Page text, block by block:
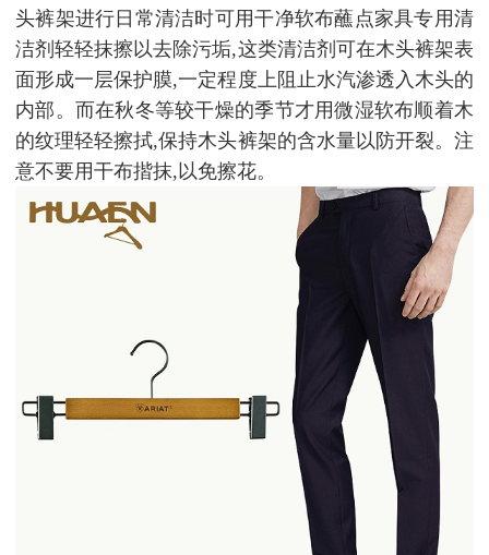
头裤架进行日常清洁时可用干净软布蘸点家具专用清
洁剂轻轻抹擦以去除污垢,这类清洁剂可在木头裤架表
面形成一层保护膜,一定程度上阻止水汽渗透入木头的
内部。而在秋冬等较干燥的季节才用微湿软布顺着木
的纹理轻轻擦拭,保持木头裤架的含水量以防开裂。注
意不要用干布揩抹,以免擦花。